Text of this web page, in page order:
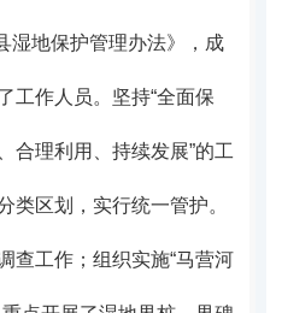
湿地保护管理办法》，成
工作人员。 坚持“全面保
合理利用、持续发展”的工
类区划，实行统一管护。
查工作；组织实施“马营河